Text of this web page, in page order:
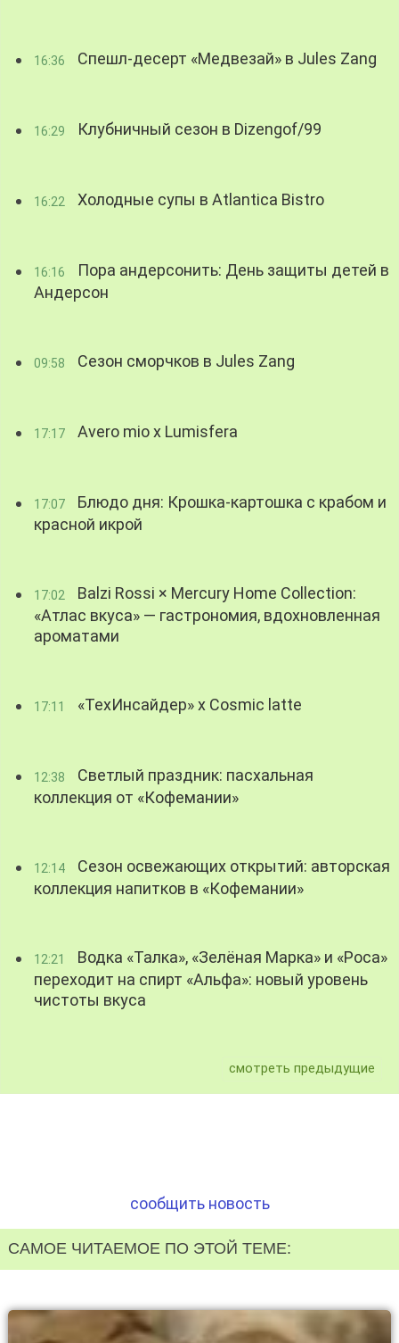
16:36 Спешл-десерт «Медвезай» в Jules Zang
16:29 Клубничный сезон в Dizengof/99
16:22 Холодные супы в Atlantica Bistro
16:16
Пора андерсонить: День защиты детей в
Андерсон
09:58 Сезон сморчков в Jules Zang
17:17 Avero mio x Lumisfera
17:07
Блюдо дня: Крошка-картошка с крабом и
красной икрой
17:02
Balzi Rossi × Mercury Home Collection:
«Атлас вкуса» — гастрономия, вдохновленная
ароматами
17:11 «ТехИнсайдер» х Cosmic latte
12:38
Светлый праздник: пасхальная
коллекция от «Кофемании»
12:14
Сезон освежающих открытий: авторская
коллекция напитков в «Кофемании»
12:21
Водка «Талка», «Зелёная Марка» и «Роса»
переходит на спирт «Альфа»: новый уровень
чистоты вкуса
смотреть предыдущие
сообщить новость
САМОЕ ЧИТАЕМОЕ ПО ЭТОЙ ТЕМЕ: